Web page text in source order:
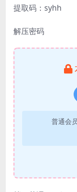
提取码：syhh
解压密码
普通会